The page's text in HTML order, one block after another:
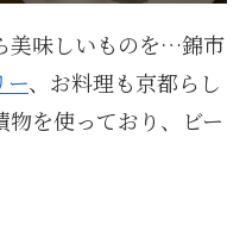
美味しいものを…錦市
ー、お料理も京都らし
を使っており、ビー